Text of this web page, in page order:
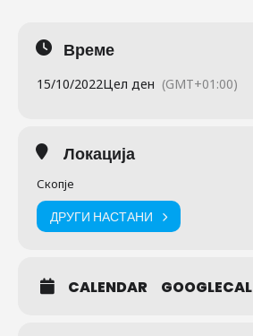
Време
15/10/2022Цел ден (GMT+01:00)
Локација
Скопје
ДРУГИ НАСТАНИ
CALENDAR GOOGLECAL